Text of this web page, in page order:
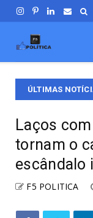
ÚLTIMAS
de respeito e diálogo
Laços
tornam o
escândalo
F5 POLITICA